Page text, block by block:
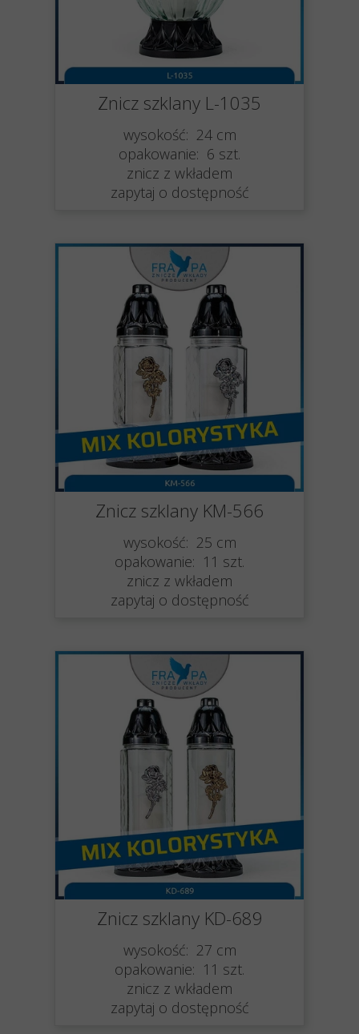
Znicz szklany L-1035
wysokość: 24 cm
opakowanie: 6 szt.
znicz z wkładem
zapytaj o dostępność
Znicz szklany KM-566
wysokość: 25 cm
opakowanie: 11 szt.
znicz z wkładem
zapytaj o dostępność
Znicz szklany KD-689
wysokość: 27 cm
opakowanie: 11 szt.
znicz z wkładem
zapytaj o dostępność